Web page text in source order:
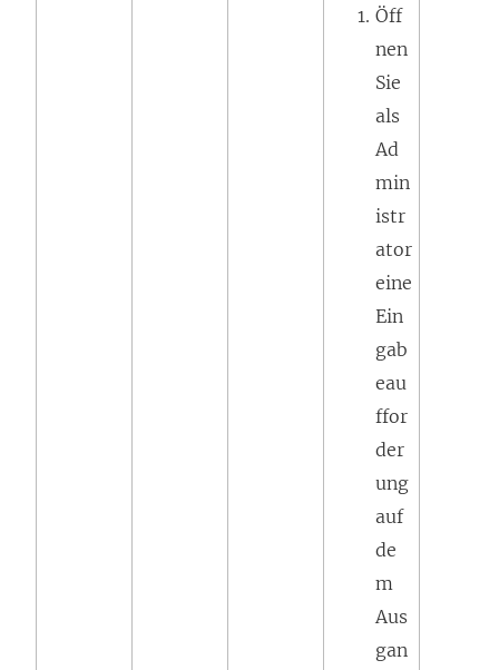
Öff
nen
Sie
als
Ad
min
istr
ator
eine
Ein
gab
eau
ffor
der
ung
auf
de
m
Aus
gan